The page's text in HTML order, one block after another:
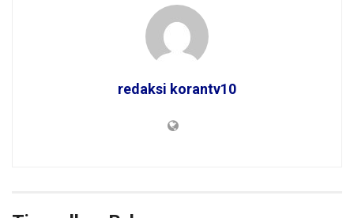
redaksi korantv10